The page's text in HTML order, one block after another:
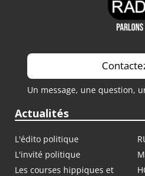
Un message, une question,
Actualités
L'édito politique
L'invité politique
Les courses hippiques et